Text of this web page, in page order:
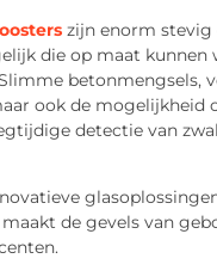
zijn enorm stevig
die op maat kunnen
betonmengsels,
ook de
detectie van
de gevels van